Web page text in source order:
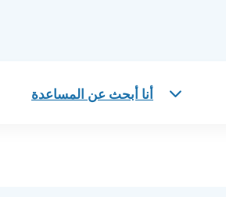
أنا أبحث عن المساعدة